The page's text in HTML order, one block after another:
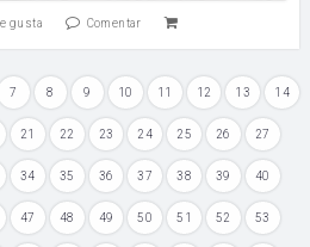
gusta Comentar
7 8 9 10 11 12 13 14
21 22 23 24 25 26 27
34 35 36 37 38 39 40
47 48 49 50 51 52 53